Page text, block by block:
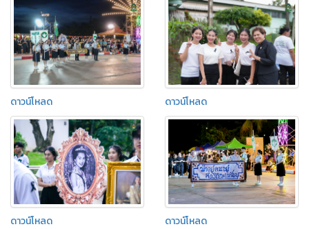
ดาวน์โหลด ดาวน์โหลด
ดาวน์โหลด ดาวน์โหลด